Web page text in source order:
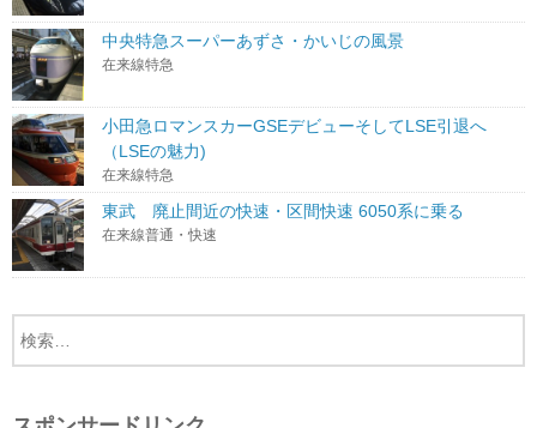
中央特急スーパーあずさ・かいじの風景
在来線特急
小田急ロマンスカーGSEデビューそしてLSE引退へ
（LSEの魅力)
在来線特急
東武 廃止間近の快速・区間快速 6050系に乗る
在来線普通・快速